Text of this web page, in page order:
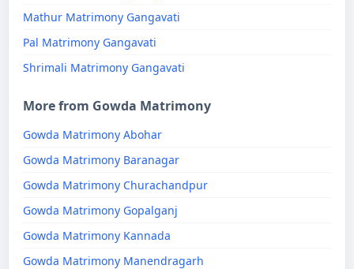
Mathur Matrimony Gangavati
Pal Matrimony Gangavati
Shrimali Matrimony Gangavati
More from Gowda Matrimony
Gowda Matrimony Abohar
Gowda Matrimony Baranagar
Gowda Matrimony Churachandpur
Gowda Matrimony Gopalganj
Gowda Matrimony Kannada
Gowda Matrimony Manendragarh